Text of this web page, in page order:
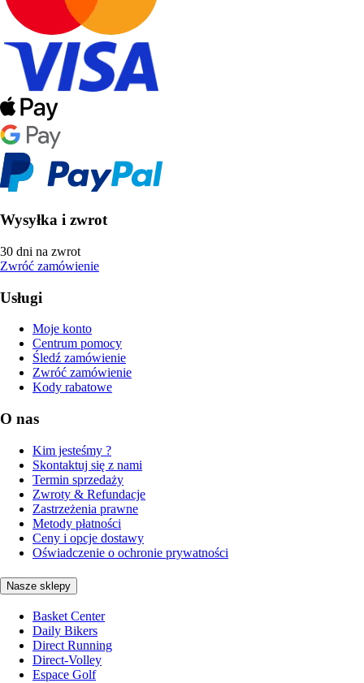
Wysyłka i zwrot
30 dni na zwrot
Zwróć zamówienie
Usługi
Moje konto
Centrum pomocy
Śledź zamówienie
Zwróć zamówienie
Kody rabatowe
O nas
Kim jesteśmy ?
Skontaktuj się z nami
Termin sprzedaży
Zwroty & Refundacje
Zastrzeżenia prawne
Metody płatności
Ceny i opcje dostawy
Oświadczenie o ochronie prywatności
Nasze sklepy
Basket Center
Daily Bikers
Direct Running
Direct-Volley
Espace Golf